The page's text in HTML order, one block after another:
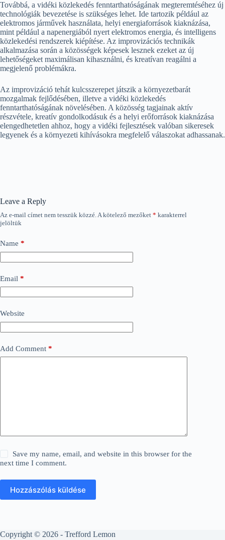
Továbbá, a vidéki közlekedés fenntarthatóságának megteremtéséhez új
technológiák bevezetése is szükséges lehet. Ide tartozik például az
elektromos járművek használata, helyi energiaforrások kiaknázása,
mint például a napenergiából nyert elektromos energia, és intelligens
közlekedési rendszerek kiépítése. Az improvizációs technikák
alkalmazása során a közösségek képesek lesznek ezeket az új
lehetőségeket maximálisan kihasználni, és kreatívan reagálni a
megjelenő problémákra.
Az improvizáció tehát kulcsszerepet játszik a környezetbarát
mozgalmak fejlődésében, illetve a vidéki közlekedés
fenntarthatóságának növelésében. A közösség tagjainak aktív
részvétele, kreatív gondolkodásuk és a helyi erőforrások kiaknázása
elengedhetetlen ahhoz, hogy a vidéki fejlesztések valóban sikeresek
legyenek és a környezeti kihívásokra megfelelő válaszokat adhassanak.
Leave a Reply
Az e-mail címet nem tesszük közzé.A kötelező mezőket * karakterrel
jelöltük
Name *
Email *
Website
Add Comment *
Save my name, email, and website in this browser for the
next time I comment.
Hozzászólás küldése
Copyright © 2026 - Trefford Lemon